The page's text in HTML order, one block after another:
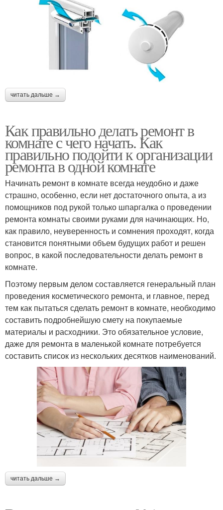
читать дальше →
Как правильно делать ремонт в
комнате с чего начать. Как
правильно подойти к организации
ремонта в одной комнате
Начинать ремонт в комнате всегда неудобно и даже
страшно, особенно, если нет достаточного опыта, а из
помощников под рукой только шпаргалка о проведении
ремонта комнаты своими руками для начинающих. Но,
как правило, неуверенность и сомнения проходят, когда
становится понятными объем будущих работ и решен
вопрос, в какой последовательности делать ремонт в
комнате.
Поэтому первым делом составляется генеральный план
проведения косметического ремонта, и главное, перед
тем как пытаться сделать ремонт в комнате, необходимо
составить подробнейшую смету на покупаемые
материалы и расходники. Это обязательное условие,
даже для ремонта в маленькой комнате потребуется
составить список из нескольких десятков наименований.
читать дальше →